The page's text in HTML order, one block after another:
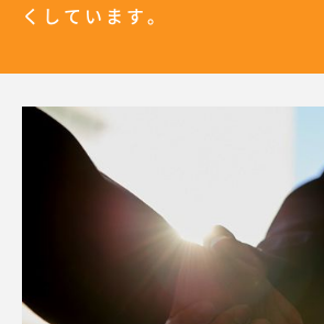
くしています。